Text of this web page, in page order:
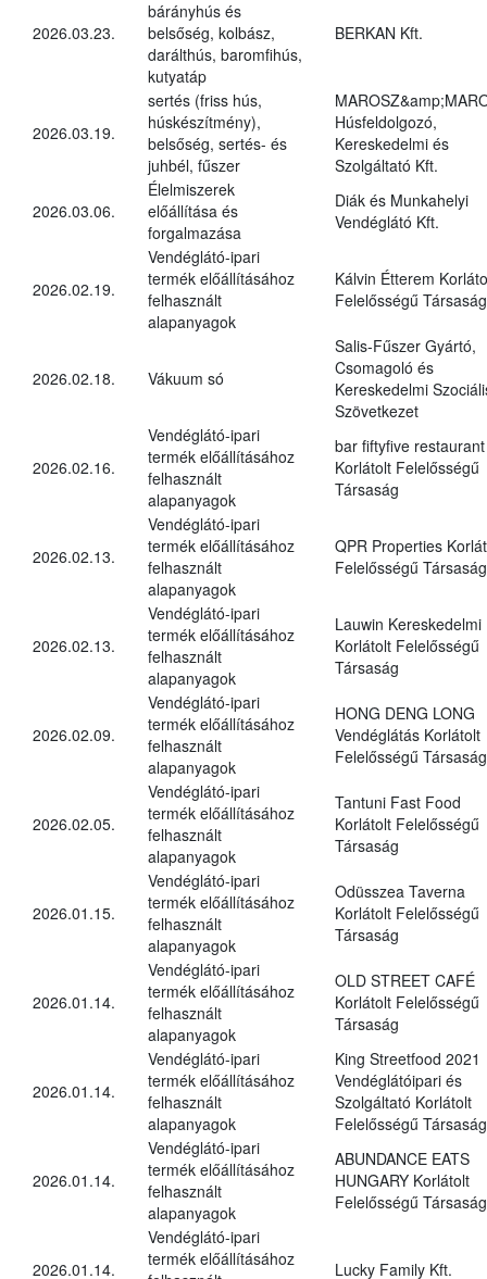
2026.03.23.
bárányhús és
belsőség, kolbász,
darálthús, baromfihús,
kutyatáp
BERKAN Kft.
2026.03.19.
sertés (friss hús,
húskészítmény),
belsőség, sertés- és
juhbél, fűszer
Húsfeldolgozó,
Kereskedelmi és
Szolgáltató Kft.
2026.03.06.
Élelmiszerek
előállítása és
forgalmazása
Diák és Munkahelyi
Vendéglátó Kft.
2026.02.19.
Vendéglátó-ipari
termék előállításához
felhasznált
alapanyagok
Kálvin Étterem
Felelősségű Társaság
2026.02.18. Vákuum só
Salis-Fűszer Gyártó,
Csomagoló és
Kereskedelmi
Szövetkezet
2026.02.16.
Vendéglátó-ipari
termék előállításához
felhasznált
alapanyagok
bar fiftyfive restaurant
Korlátolt Felelősségű
Társaság
2026.02.13.
Vendéglátó-ipari
termék előállításához
felhasznált
alapanyagok
QPR Properties
Felelősségű Társaság
2026.02.13.
Vendéglátó-ipari
termék előállításához
felhasznált
alapanyagok
Lauwin Kereskedelmi
Korlátolt Felelősségű
Társaság
2026.02.09.
Vendéglátó-ipari
termék előállításához
felhasznált
alapanyagok
HONG DENG LONG
Vendéglátás Korlátolt
Felelősségű Társaság
2026.02.05.
Vendéglátó-ipari
termék előállításához
felhasznált
alapanyagok
Tantuni Fast Food
Korlátolt Felelősségű
Társaság
2026.01.15.
Vendéglátó-ipari
termék előállításához
felhasznált
alapanyagok
Odüsszea Taverna
Korlátolt Felelősségű
Társaság
2026.01.14.
Vendéglátó-ipari
termék előállításához
felhasznált
alapanyagok
OLD STREET CAFÉ
Korlátolt Felelősségű
Társaság
2026.01.14.
Vendéglátó-ipari
termék előállításához
felhasznált
alapanyagok
King Streetfood 2021
Vendéglátóipari és
Szolgáltató Korlátolt
Felelősségű Társaság
2026.01.14.
Vendéglátó-ipari
termék előállításához
felhasznált
alapanyagok
ABUNDANCE EATS
HUNGARY Korlátolt
Felelősségű Társaság
2026.01.14.
Vendéglátó-ipari
termék előállításához
Lucky Family Kft.